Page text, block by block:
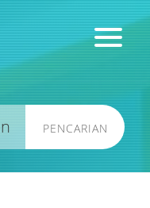
PENCARIAN